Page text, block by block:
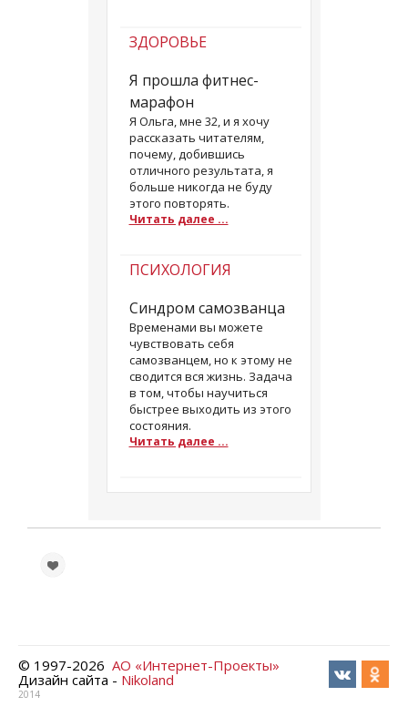
ЗДОРОВЬЕ
Я прошла фитнес-
марафон
Я Ольга, мне 32, и я хочу
рассказать читателям,
почему, добившись
отличного результата, я
больше никогда не буду
этого повторять.
Читать далее ...
ПСИХОЛОГИЯ
Синдром самозванца
Временами вы можете
чувствовать себя
самозванцем, но к этому не
сводится вся жизнь. Задача
в том, чтобы научиться
быстрее выходить из этого
состояния.
Читать далее ...
© 1997-2026 АО «Интернет-Проекты»
Дизайн сайта - Nikoland
2014